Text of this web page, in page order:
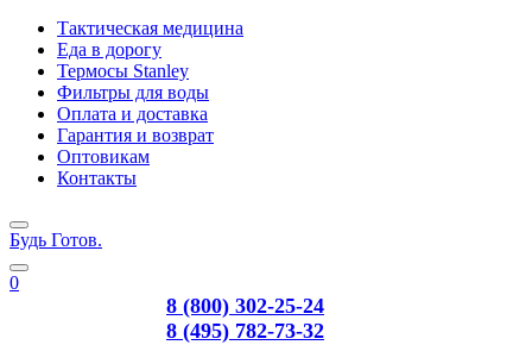
Тактическая медицина
Еда в дорогу
Термосы Stanley
Фильтры для воды
Оплата и доставка
Гарантия и возврат
Оптовикам
Контакты
Будь Готов.
0
8 (800) 302-25-24
8 (495) 782-73-32